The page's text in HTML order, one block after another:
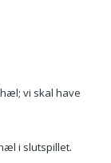
vi skal have
i slutspillet.